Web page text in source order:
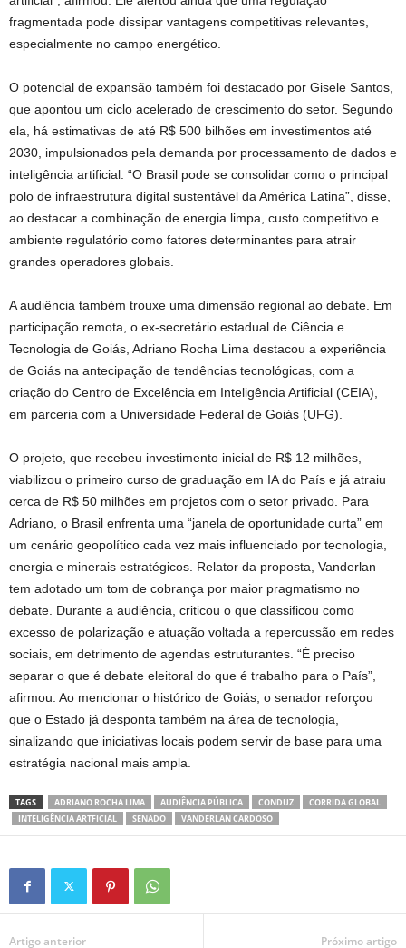
fragmentada pode dissipar vantagens competitivas relevantes,
especialmente no campo energético.
O potencial de expansão também foi destacado por Gisele Santos,
que apontou um ciclo acelerado de crescimento do setor. Segundo
ela, há estimativas de até R$ 500 bilhões em investimentos até
2030, impulsionados pela demanda por processamento de dados e
inteligência artificial. “O Brasil pode se consolidar como o principal
polo de infraestrutura digital sustentável da América Latina”, disse,
ao destacar a combinação de energia limpa, custo competitivo e
ambiente regulatório como fatores determinantes para atrair
grandes operadores globais.
A audiência também trouxe uma dimensão regional ao debate. Em
participação remota, o ex-secretário estadual de Ciência e
Tecnologia de Goiás, Adriano Rocha Lima destacou a experiência
de Goiás na antecipação de tendências tecnológicas, com a
criação do Centro de Excelência em Inteligência Artificial (CEIA),
em parceria com a Universidade Federal de Goiás (UFG).
O projeto, que recebeu investimento inicial de R$ 12 milhões,
viabilizou o primeiro curso de graduação em IA do País e já atraiu
cerca de R$ 50 milhões em projetos com o setor privado. Para
Adriano, o Brasil enfrenta uma “janela de oportunidade curta” em
um cenário geopolítico cada vez mais influenciado por tecnologia,
energia e minerais estratégicos. Relator da proposta, Vanderlan
tem adotado um tom de cobrança por maior pragmatismo no
debate. Durante a audiência, criticou o que classificou como
excesso de polarização e atuação voltada a repercussão em redes
sociais, em detrimento de agendas estruturantes. “É preciso
separar o que é debate eleitoral do que é trabalho para o País”,
afirmou. Ao mencionar o histórico de Goiás, o senador reforçou
que o Estado já desponta também na área de tecnologia,
sinalizando que iniciativas locais podem servir de base para uma
estratégia nacional mais ampla.
TAGS ADRIANO ROCHA LIMA AUDIÊNCIA PÚBLICA CONDUZ
CORRIDA GLOBAL
INTELIGÊNCIA ARTFICIAL
SENADO VANDERLAN CARDOSO
Artigo anterior Próximo artigo